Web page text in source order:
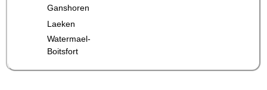
Ganshoren
Laeken
Watermael-
Boitsfort